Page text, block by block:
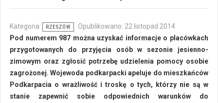
Kategoria: RZESZÓW
Opublikowano: 22 listopad 2014
Pod numerem 987 można uzyskać informacje o placówkach
przygotowanych do przyjęcia osób w sezonie jesienno-
zimowym oraz zgłosić potrzebę udzielenia pomocy osobie
zagrożonej. Wojewoda podkarpacki apeluje do mieszkańców
Podkarpacia o wrażliwość i troskę o tych, którzy nie są w
stanie zapewnić sobie odpowiednich warunków do